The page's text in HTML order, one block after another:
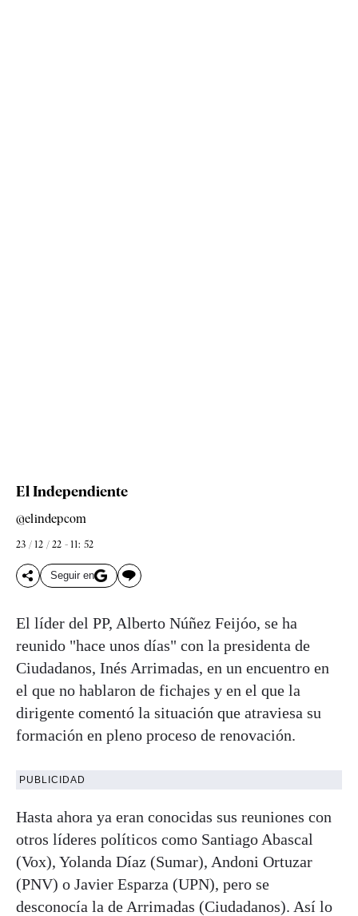
El Independiente
@elindepcom
23 / 12 / 22 - 11: 52
Seguir en
El líder del PP, Alberto Núñez Feijóo, se ha
reunido "hace unos días" con la presidenta de
Ciudadanos, Inés Arrimadas, en un encuentro en
el que no hablaron de fichajes y en el que la
dirigente comentó la situación que atraviesa su
formación en pleno proceso de renovación.
PUBLICIDAD
Hasta ahora ya eran conocidas sus reuniones con
otros líderes políticos como Santiago Abascal
(Vox), Yolanda Díaz (Sumar), Andoni Ortuzar
(PNV) o Javier Esparza (UPN), pero se
desconocía la de Arrimadas (Ciudadanos). Así lo